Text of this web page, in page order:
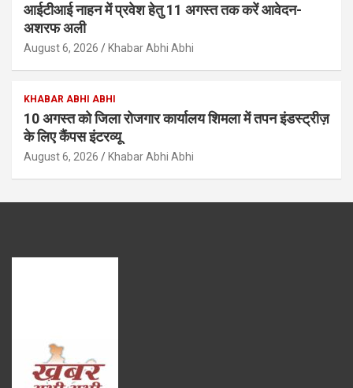
आईटीआई नाहन में प्रवेश हेतु 11 अगस्त तक करें आवेदन-
अशरफ अली
August 6, 2026 Khabar Abhi Abhi
KHABAR ABHI ABHI
10 अगस्त को जिला रोजगार कार्यालय शिमला में तपन इंडस्ट्रीज़
के लिए कैंपस इंटरव्यू
August 6, 2026 Khabar Abhi Abhi